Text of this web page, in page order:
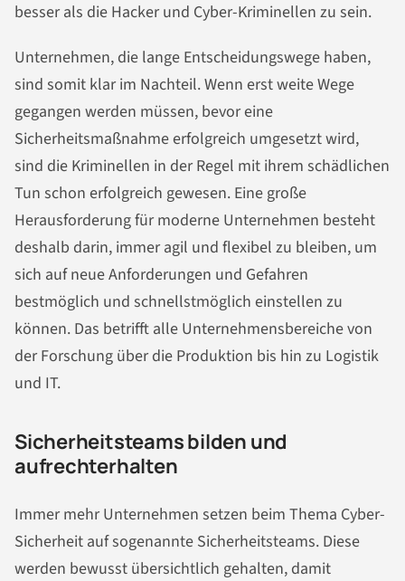
besser als die Hacker und Cyber-Kriminellen zu sein.
Unternehmen, die lange Entscheidungswege haben,
sind somit klar im Nachteil. Wenn erst weite Wege
gegangen werden müssen, bevor eine
Sicherheitsmaßnahme erfolgreich umgesetzt wird,
sind die Kriminellen in der Regel mit ihrem schädlichen
Tun schon erfolgreich gewesen. Eine große
Herausforderung für moderne Unternehmen besteht
deshalb darin, immer agil und flexibel zu bleiben, um
sich auf neue Anforderungen und Gefahren
bestmöglich und schnellstmöglich einstellen zu
können. Das betrifft alle Unternehmensbereiche von
der Forschung über die Produktion bis hin zu Logistik
und IT.
Sicherheitsteams bilden und
aufrechterhalten
Immer mehr Unternehmen setzen beim Thema Cyber-
Sicherheit auf sogenannte Sicherheitsteams. Diese
werden bewusst übersichtlich gehalten, damit